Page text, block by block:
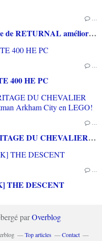
…
[TEST] SAROS PS5 : Une formule de RETURNAL améliorée et interessante
…
400 HE PC
…
[TEST] LEGO BATMAN L'HERITAGE DU CHEVALIER NOIR XBOX SERIES X : C'est Batman Arkham City en LEGO!
…
THE DESCENT
parOverblog
Top articles
Contact